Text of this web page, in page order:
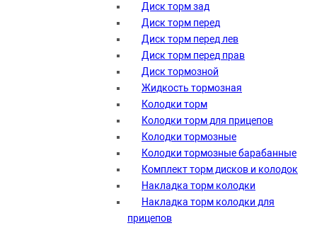
Диск торм зад
Диск торм перед
Диск торм перед лев
Диск торм перед прав
Диск тормозной
Жидкость тормозная
Колодки торм
Колодки торм для прицепов
Колодки тормозные
Колодки тормозные барабанные
Комплект торм дисков и колодок
Накладка торм колодки
Накладка торм колодки для
прицепов